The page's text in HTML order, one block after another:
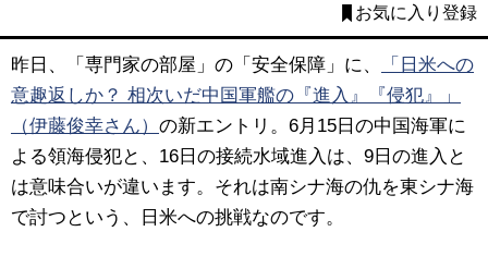
お気に入り登録
昨日、「専門家の部屋」の「安全保障」に、
「日米への
意趣返しか？ 相次いだ中国軍艦の『進入』『侵犯』」
（伊藤俊幸さん） の新エントリ。6月15日の中国海軍に
よる領海侵犯と、16日の接続水域進入は、9日の進入と
は意味合いが違います。それは南シナ海の仇を東シナ海
で討つという、日米への挑戦なのです。